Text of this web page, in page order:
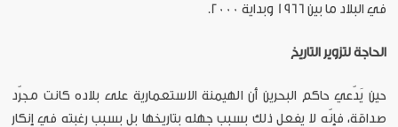
في البلاد ما بين 1966 وبداية 2000.
الحاجة لتزوير التاريخ
حين يَدّعي حاكم البحرين أن الهيمنة الاستعمارية على بلاده كانت مجرّد
صداقة، فإنّه لا يفعل ذلك بسبب جهله بتاريخها بل بسبب رغبته في إنكار